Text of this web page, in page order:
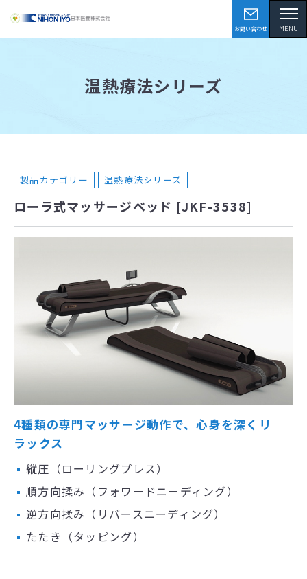
お問い合わせ MENU
温熱療法シリーズ
製品カテゴリー 温熱療法シリーズ
ローラ式マッサージベッド [JKF-3538]
4種類の専門マッサージ動作で、心身を深くリ
ラックス
縦圧（ローリングプレス）
順方向揉み（フォワードニーディング）
逆方向揉み（リバースニーディング）
たたき（タッピング）